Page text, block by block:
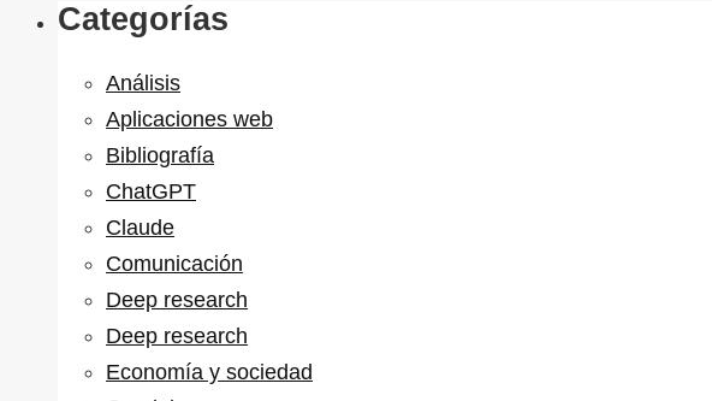
Categorías
Análisis
Aplicaciones web
Bibliografía
ChatGPT
Claude
Comunicación
Deep research
Deep research
Economía y sociedad